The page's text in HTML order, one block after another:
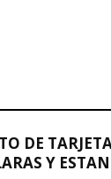
DE
Y